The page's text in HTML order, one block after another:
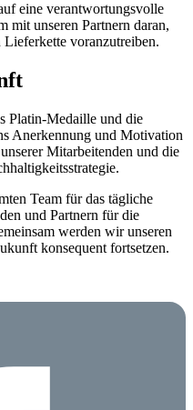
eine verantwortungsvolle
mit unseren Partnern daran,
voranzutreiben.
Platin-Medaille und die
Anerkennung und Motivation
Mitarbeitenden und die
Team für das tägliche
und Partnern für die
werden wir unseren
konsequent fortsetzen.